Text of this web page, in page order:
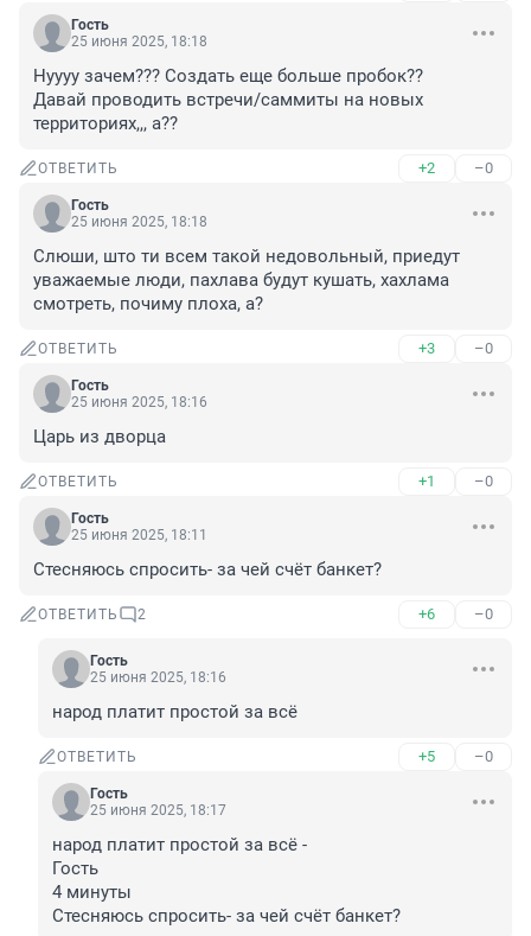
Гость
25 июня 2025, 18:18
Нуууу зачем??? Создать еще больше пробок??
Давай проводить встречи/саммиты на новых
территориях,,, а??
ОТВЕТИТЬ +2 –0
Гость
25 июня 2025, 18:18
Слюши, што ти всем такой недовольный, приедут
уважаемые люди, пахлава будут кушать, хахлама
смотреть, почиму плоха, а?
ОТВЕТИТЬ +3 –0
Гость
25 июня 2025, 18:16
Царь из дворца
ОТВЕТИТЬ +1 –0
Гость
25 июня 2025, 18:11
Стесняюсь спросить- за чей счёт банкет?
ОТВЕТИТЬ 2 +6 –0
Гость
25 июня 2025, 18:16
народ платит простой за всё
ОТВЕТИТЬ +5 –0
Гость
25 июня 2025, 18:17
народ платит простой за всё -
Гость
4 минуты
Стесняюсь спросить- за чей счёт банкет?